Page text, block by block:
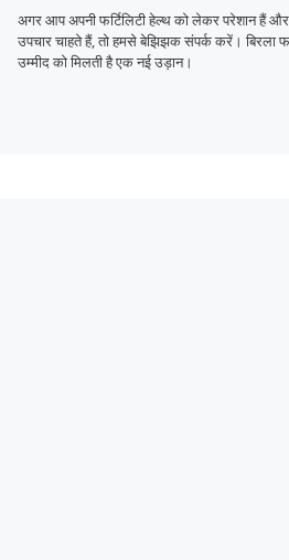
अगर आप अपनी फर्टिलिटी हेल्थ को लेकर परेशान हैं और
उपचार चाहते हैं, तो हमसे बेझिझक संपर्क करें। बिरला
उम्मीद को मिलती है एक नई उड़ान।